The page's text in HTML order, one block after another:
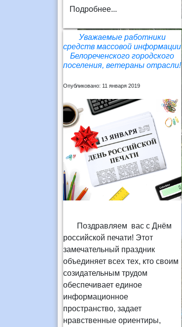
Подробнее...
Уважаемые работники
средств массовой информации
Белореченского городского
поселения, ветераны отрасли!
Опубликовано: 11 января 2019
Поздравляем вас с Днём
российской печати! Этот
замечательный праздник
объединяет всех тех, кто своим
созидательным трудом
обеспечивает единое
информационное
пространство, задает
нравственные ориентиры,